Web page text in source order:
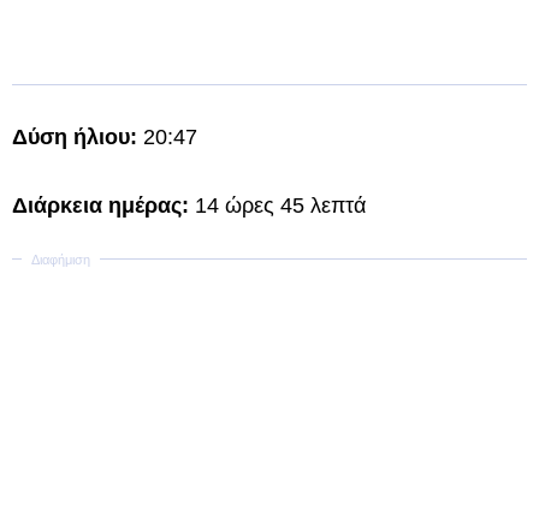
Δύση ήλιου: 20:47
Διάρκεια ημέρας: 14 ώρες 45 λεπτά